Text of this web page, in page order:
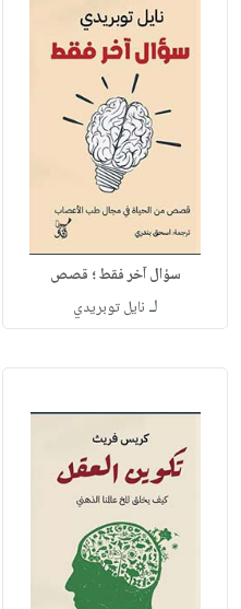
سؤال آخر فقط ؛ قصص
لـ نايل توبريدي